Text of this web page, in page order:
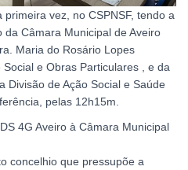
vez, no CSPNSF, tendo a
Câmara Municipal de Aveiro
Maria do Rosário Lopes
e Obras Particulares , e da
Divisão de Ação Social e Saúde
pelas 12h15m.
concelhio que pressupõe a